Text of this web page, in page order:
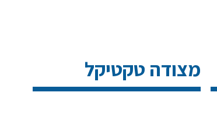
מצודה טקטיקל